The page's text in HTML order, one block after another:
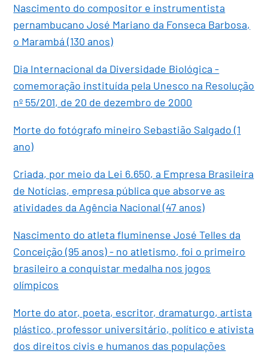
Nascimento do compositor e instrumentista
pernambucano José Mariano da Fonseca Barbosa,
o Marambá (130 anos)
Dia Internacional da Diversidade Biológica -
comemoração instituída pela Unesco na Resolução
nº 55/201, de 20 de dezembro de 2000
Morte do fotógrafo mineiro Sebastião Salgado (1
ano)
Criada, por meio da Lei 6.650, a Empresa Brasileira
de Notícias, empresa pública que absorve as
atividades da Agência Nacional (47 anos)
Nascimento do atleta fluminense José Telles da
Conceição (95 anos) - no atletismo, foi o primeiro
brasileiro a conquistar medalha nos jogos
olímpicos
Morte do ator, poeta, escritor, dramaturgo, artista
plástico, professor universitário, político e ativista
dos direitos civis e humanos das populações